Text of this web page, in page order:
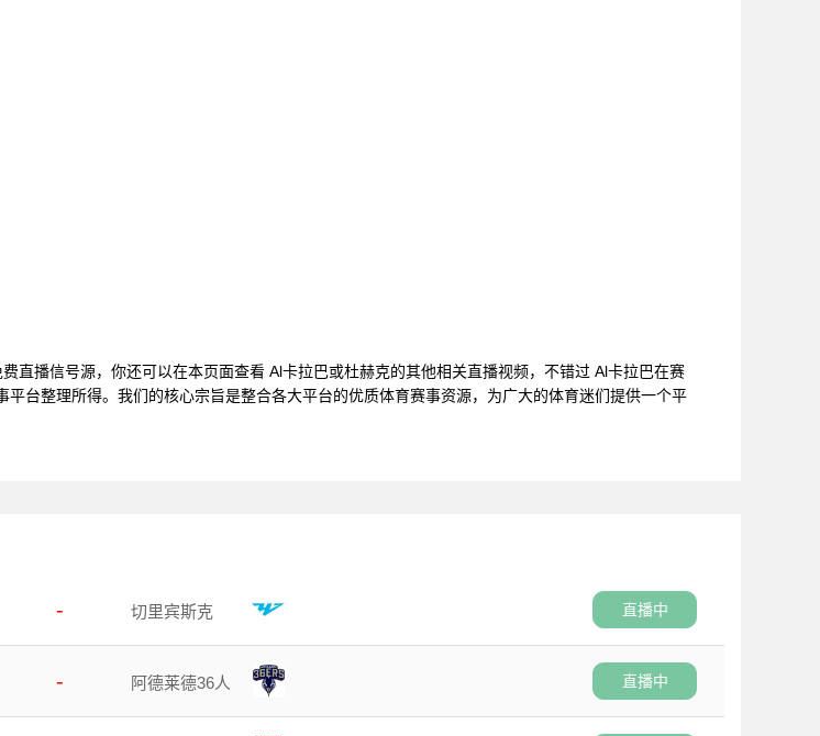
直播信号源，你还可以在本页面查看 Al卡拉巴或杜赫克的其他相关直播视频，不错过 Al卡拉巴在赛
台整理所得。我们的核心宗旨是整合各大平台的优质体育赛事资源，为广大的体育迷们提供一个平
- 切里宾斯克 直播中
- 阿德莱德36人 直播中